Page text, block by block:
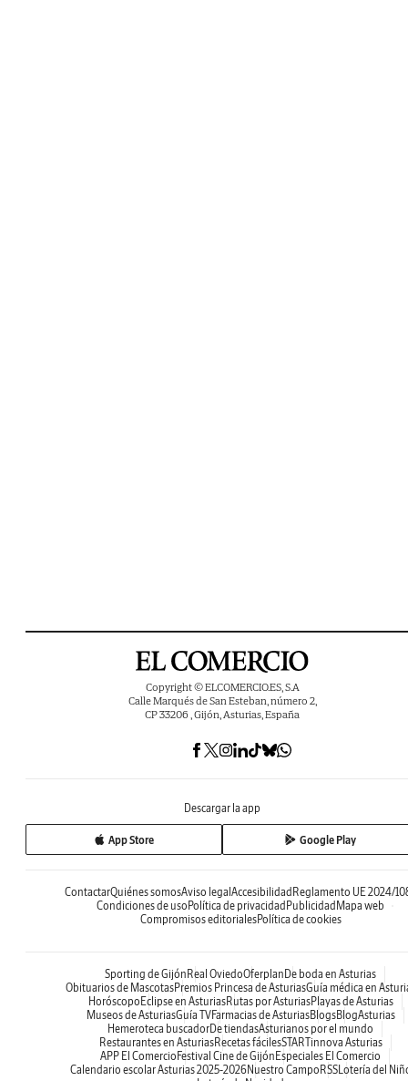
Copyright © ELCOMERCIO.ES, S.A
Calle Marqués de San Esteban, número 2,
CP 33206 , Gijón, Asturias, España
Descargar la app
App Store Google Play
ContactarQuiénes somosAviso legal Accesibilidad Reglamento UE 2024/
Condiciones de uso Política de privacidad Publicidad Mapa web
Compromisos editorialesPolítica de cookies
Sporting de Gijón Real OviedoOferplan De boda en Asturias
Obituarios de MascotasPremios Princesa de AsturiasGuía médica en
Horóscopo Eclipse en AsturiasRutas por AsturiasPlayas de Asturias
Museos de AsturiasGuía TVFarmacias de AsturiasBlogsBlogAsturias
Hemeroteca buscadorDe tiendasAsturianos por el mundo
Restaurantes en AsturiasRecetas fácilesSTARTinnova Asturias
APP El Comercio Festival Cine de Gijón Especiales El Comercio
Calendario escolar Asturias 2025-2026Nuestro Campo RSSLotería del